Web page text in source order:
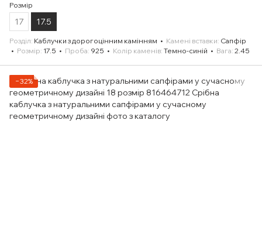
Розмір
17 17.5
Розділ Каблучки з дорогоцінним камінням Камені вставки Сапфір
Розмір 17.5 Проба 925 Колір каменів Темно-синій Вага 2.45
−32%